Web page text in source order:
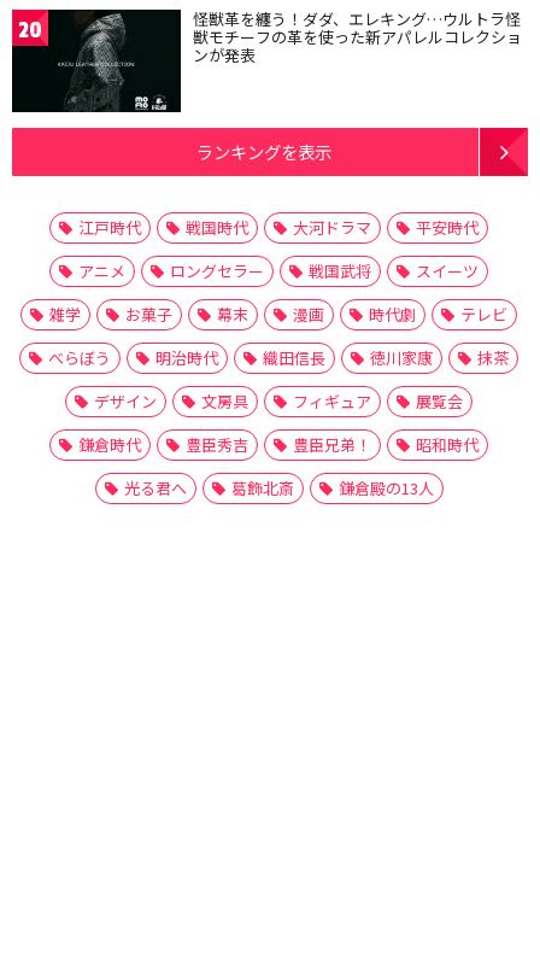
20 怪獣革を纏う！ダダ、エレキング…ウルトラ怪
獣モチーフの革を使った新アパレルコレクショ
ンが発表
ランキングを表示
江戸時代 戦国時代 大河ドラマ
平安時代
アニメ
ロングセラー 戦国武将
スイーツ
雑学
お菓子 幕末 漫画 時代劇
テレビ
べらぼう
明治時代 織田信長 徳川家康
抹茶
デザイン
文房具 フィギュア
展覧会
鎌倉時代
豊臣秀吉 豊臣兄弟！
昭和時代
光る君へ
葛飾北斎 鎌倉殿の13人